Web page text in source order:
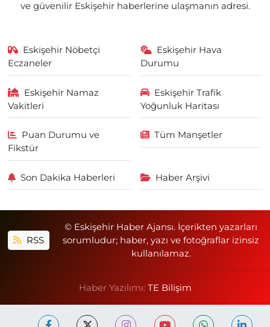
ve güvenilir Eskişehir haberlerine ulaşmanın adresi.
Eskişehir Nöbetçi
Eczaneler
Eskişehir Hava
Durumu
Eskişehir Namaz
Vakitleri
Eskişehir Trafik
Yoğunluk Haritası
Puan Durumu ve
Fikstür
Tüm Manşetler
Son Dakika Haberleri Haber Arşivi
RSS
© Eskişehir Haber Ajansı. İçerikten yazarları
sorumludur; haber, yazı ve fotoğraflar izinsiz
kullanılamaz.
Haber Yazılımı: TE Bilişim